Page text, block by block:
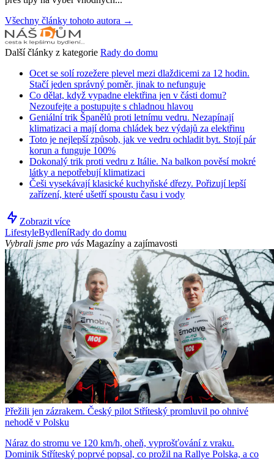
Všechny články tohoto autora →
Další články z kategorie Rady do domu
Ocet se solí rozežere plevel mezi dlaždicemi za 12 hodin.
Stačí jeden správný poměr, jinak to nefunguje
Co dělat, když vypadne elektřina jen v části domu?
Nezoufejte a postupujte s chladnou hlavou
Geniální trik Španělů proti letnímu vedru. Nezapínají
klimatizaci a mají doma chládek bez výdajů za elektřinu
Toto je nejlepší způsob, jak ve vedru ochladit byt. Stojí pár
korun a funguje 100%
Dokonalý trik proti vedru z Itálie. Na balkon pověsí mokré
látky a nepotřebují klimatizaci
Češi vysekávají klasické kuchyňské dřezy. Pořizují lepší
zařízení, které ušetří spoustu času i vody
Zobrazit více
LifestyleBydleníRady do domu
Vybrali jsme pro vás Magazíny a zajímavosti
Přežili jen zázrakem. Český pilot Stříteský promluvil po ohnivé
nehodě v Polsku
Náraz do stromu ve 120 km/h, oheň, vyprošťování z vraku.
Dominik Stříteský poprvé popsal, co prožil na Rallye Polska, a co